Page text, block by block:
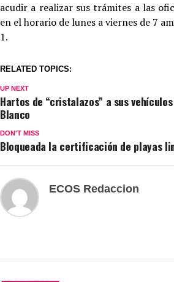
acudir a realizar sus trámites a las
en el horario de lunes a viernes de 7
1.
RELATED TOPICS:
UP NEXT
Hartos de “cristalazos” a sus
Blanco
DON'T MISS
Bloqueada la certificación de playas
ECOS Redaccion